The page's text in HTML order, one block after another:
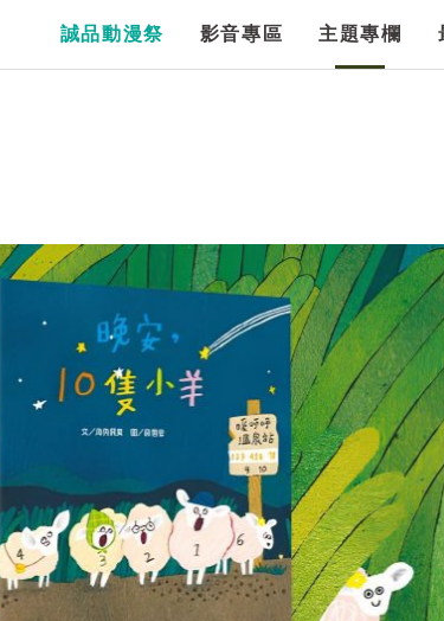
誠品動漫祭 影音專區 主題專欄